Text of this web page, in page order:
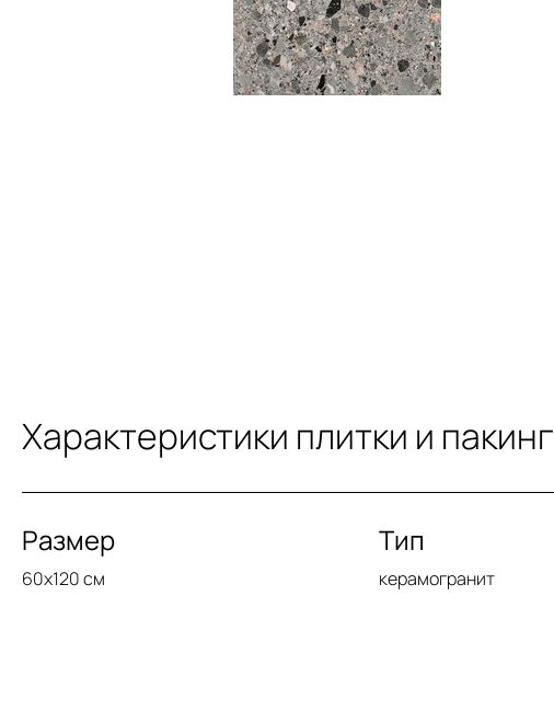
Характеристики плитки и пакинг
Размер
60x120 см
Тип
керамогранит